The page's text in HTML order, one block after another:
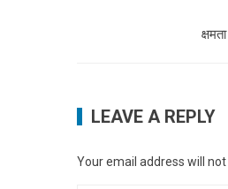
LEAVE A REPLY
Your email address will not